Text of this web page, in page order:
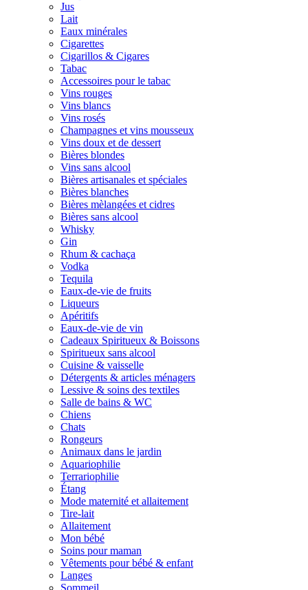
Jus
Lait
Eaux minérales
Cigarettes
Cigarillos & Cigares
Tabac
Accessoires pour le tabac
Vins rouges
Vins blancs
Vins rosés
Champagnes et vins mousseux
Vins doux et de dessert
Bières blondes
Vins sans alcool
Bières artisanales et spéciales
Bières blanches
Bières mèlangées et cidres
Bières sans alcool
Whisky
Gin
Rhum & cachaça
Vodka
Tequila
Eaux-de-vie de fruits
Liqueurs
Apéritifs
Eaux-de-vie de vin
Cadeaux Spiritueux & Boissons
Spiritueux sans alcool
Cuisine & vaisselle
Détergents & articles ménagers
Lessive & soins des textiles
Salle de bains & WC
Chiens
Chats
Rongeurs
Animaux dans le jardin
Aquariophilie
Terrariophilie
Étang
Mode maternité et allaitement
Tire-lait
Allaitement
Mon bébé
Soins pour maman
Vêtements pour bébé & enfant
Langes
Sommeil